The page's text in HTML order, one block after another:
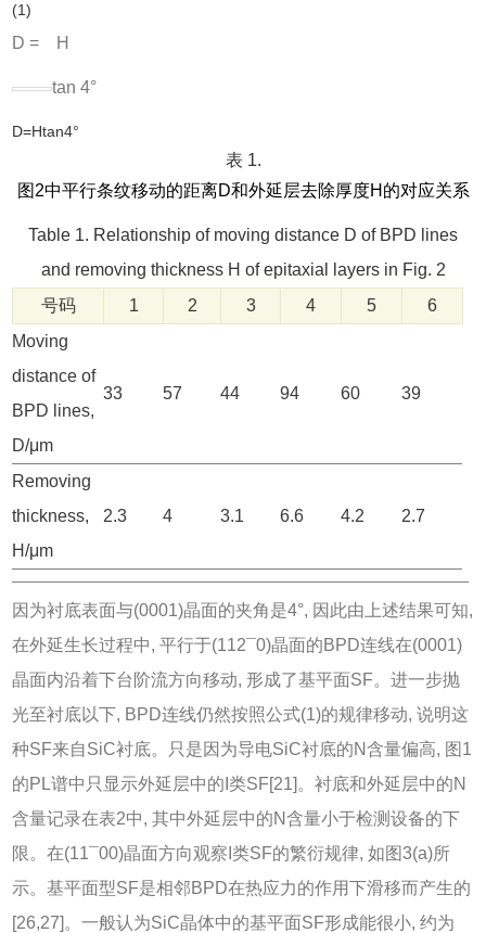
(1)
D = H
tan 4°
D=Htan4°
表 1.
图2中平行条纹移动的距离D和外延层去除厚度H的对应关系
Table 1. Relationship of moving distance D of BPD lines
and removing thickness H of epitaxial layers in Fig. 2
号码
1 2 3 4 5
6
Moving
distance of
BPD lines,
D/μm
33 57 44 94 60 39
Removing
thickness,
H/μm
2.3 4 3.1 6.6 4.2 2.7
因为衬底表面与(0001)晶面的夹角是4°, 因此由上述结果可知,
在外延生长过程中, 平行于(112¯0)晶面的BPD连线在(0001)
晶面内沿着下台阶流方向移动, 形成了基平面SF。进一步抛
光至衬底以下, BPD连线仍然按照公式(1)的规律移动, 说明这
种SF来自SiC衬底。只是因为导电SiC衬底的N含量偏高, 图1
的PL谱中只显示外延层中的I类SF[21]。衬底和外延层中的N
含量记录在表2中, 其中外延层中的N含量小于检测设备的下
限。在(11¯00)晶面方向观察I类SF的繁衍规律, 如图3(a)所
示。基平面型SF是相邻BPD在热应力的作用下滑移而产生的
[26,27]。一般认为SiC晶体中的基平面SF形成能很小, 约为